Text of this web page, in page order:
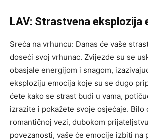
LAV: Strastvena eksplozija
Sreća na vrhuncu: Danas će vaše
doseći svoj vrhunac. Zvijezde su se
obasjale energijom i snagom,
eksploziju emocija koje su se dugo
ćete kako se strast budi u vama,
izrazite i pokažete svoje osjećaje. Bilo
romantičnoj vezi, dubokom
povezanosti, vaše će emocije izbiti na